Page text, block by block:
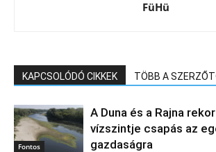
FüHü
KAPCSOLÓDÓ CIKKEK TÖBB A
Fontos
A Duna és a Rajna
vízszintje csapás az
gazdaságra